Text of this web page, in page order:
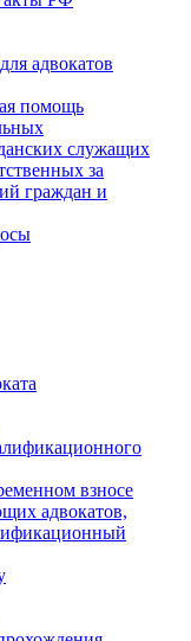
адвокатов
помощь
служащих
за
граждан и
взносе
адвокатов,